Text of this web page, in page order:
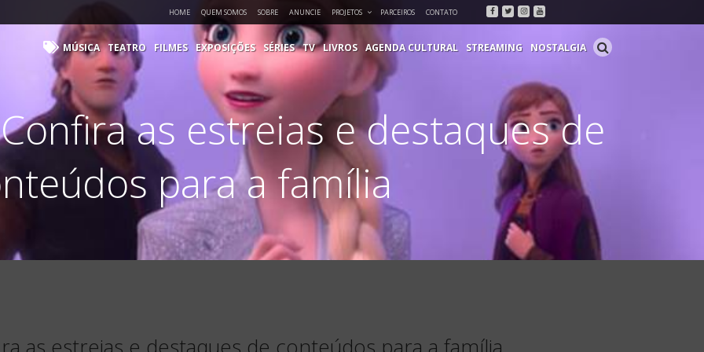
HOME QUEM SOMOS SOBRE ANUNCIE PROJETOS PARCEIROS CONTATO Facebook
Twitter
Instagram
Youtube
MÚSICA TEATRO FILMES EXPOSIÇÕES SÉRIES TV LIVROS AGENDA CULTURAL STREAMING NOSTALGIA
Confira as estreias e destaques de
para a família
as estreias e destaques de conteúdos para a família